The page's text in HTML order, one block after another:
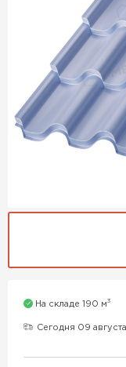
На складе 190 м3
Сегодня 09